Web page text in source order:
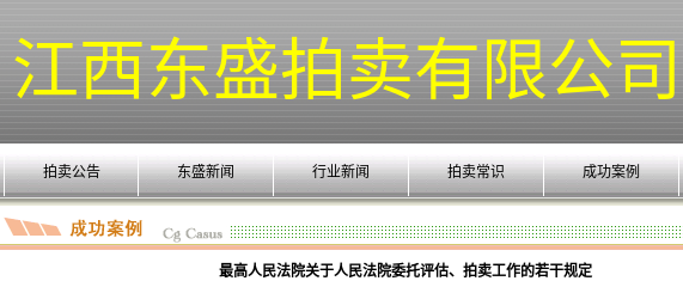
江西东盛拍卖有限公司
拍卖公告 东盛新闻 行业新闻 拍卖常识 成功案例
最高人民法院关于人民法院委托评估、拍卖工作的若干规定